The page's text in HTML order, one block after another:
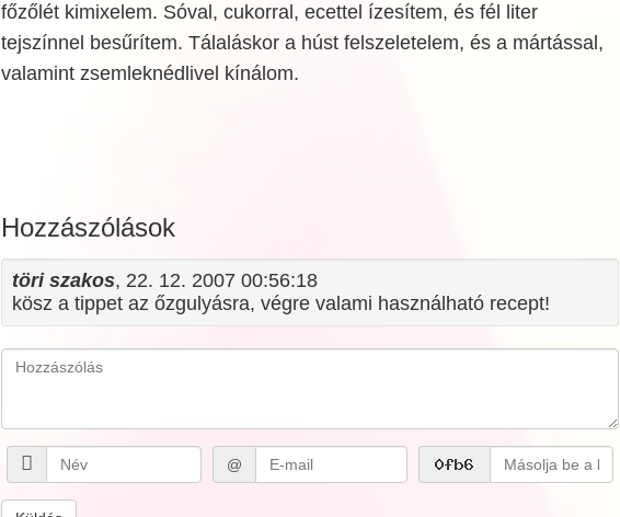
főzőlét kimixelem. Sóval, cukorral, ecettel ízesítem, és fél liter
tejszínnel besűrítem. Tálaláskor a húst felszeletelem, és a mártással,
valamint zsemleknédlivel kínálom.
Hozzászólások
töri szakos, 22. 12. 2007 00:56:18
kösz a tippet az őzgulyásra, végre valami használható recept!
@